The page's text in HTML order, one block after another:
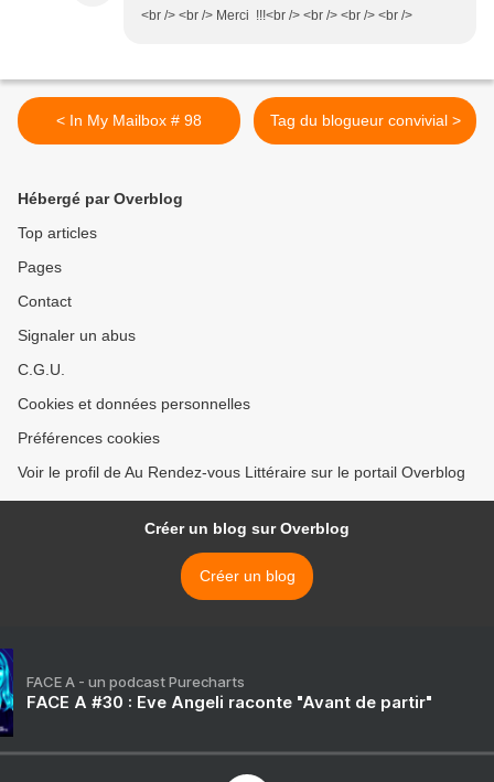
<br /> <br /> Merci !!!<br /> <br /> <br /> <br />
< In My Mailbox # 98 Tag du blogueur convivial >
Hébergé par Overblog
Top articles
Pages
Contact
Signaler un abus
C.G.U.
Cookies et données personnelles
Préférences cookies
Voir le profil de Au Rendez-vous Littéraire sur le portail Overblog
Créer un blog sur Overblog
Créer un blog
FACE A - un podcast Purecharts
FACE A #30 : Eve Angeli raconte "Avant de partir"